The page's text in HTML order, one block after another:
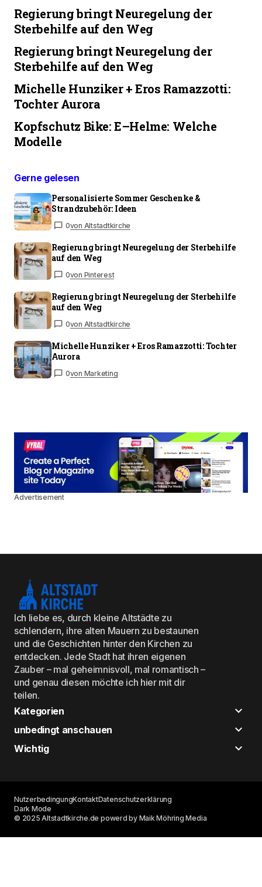
Regierung bringt Neuregelung der
Sterbehilfe auf den Weg
Regierung bringt Neuregelung der
Sterbehilfe auf den Weg
Michelle Hunziker + Eros Ramazzotti:
Tochter Aurora
Kopfschutz Bike: E–Helme: Welche
Modelle
Gerne gelesen
Personalisierte Sommer Geschenke &
Strandzubehör: Ideen
0von Altstadtkirche
Regierung bringt Neuregelung der Sterbehilfe
auf den Weg
0von Pinterest
Regierung bringt Neuregelung der Sterbehilfe
auf den Weg
0von Altstadtkirche
Michelle Hunziker + Eros Ramazzotti: Tochter
Aurora
0von Marketing
Advertisement
Ich liebe es, durch kleine Altstädte zu
schlendern, ihre alten Mauern zu bestaunen
und die Geschichten hinter den Kirchen zu
entdecken. Jede Stadt hat ihren eigenen
Zauber – mal geheimnisvoll, mal romantisch –
und genau diesen möchte ich hier mit dir
teilen.
Kategorien
unbedingt anschauen
Wichtig
© 2025 Altstadtkirche.de powerd by Maik Möhring Media
NutzerbedingungKontaktDatenschutzerklärung
Dark Mode